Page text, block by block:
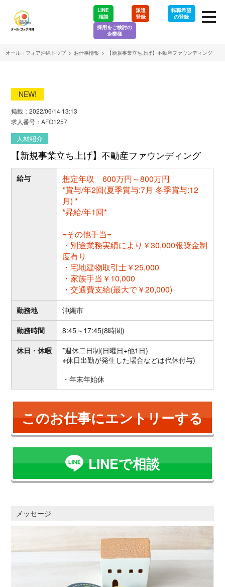
LINE
相談
派遣
登録
転職希望
の登録
採用をご検討の
企業様
オール・フォア沖縄トップ > お仕事情報 > 【新規事業立ち上げ】不動産ファウンディング
NEW!
掲載：2022/06/14 13:13
求人番号：AFO1257
人材紹介
【新規事業立ち上げ】不動産ファウンディング
給与
想定年収 600万円～800万円
*賞与/年2回(夏季賞与:7月 冬季賞与:12
月) *
*昇給/年1回*
=その他手当=
・別途業務実績により￥30,000報奨金制
度有り
・宅地建物取引士￥25,000
・家族手当￥10,000
・交通費支給(最大で￥20,000)
勤務地
沖縄市
勤務時間
8:45～17:45(8時間)
休日・休暇
*週休二日制(日曜日+他1日)
※休日出勤が発生した場合などは代休付与)
・年末年始休
このお仕事にエントリーする
LINEで相談
メッセージ